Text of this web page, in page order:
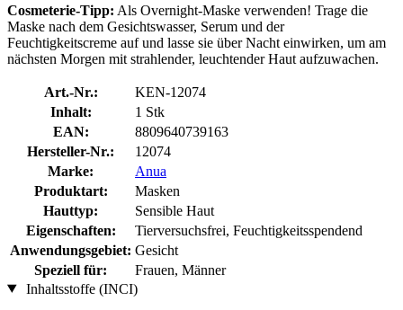
Cosmeterie-Tipp: Als Overnight-Maske verwenden! Trage die
Maske nach dem Gesichtswasser, Serum und der
Feuchtigkeitscreme auf und lasse sie über Nacht einwirken, um am
nächsten Morgen mit strahlender, leuchtender Haut aufzuwachen.
Art.-Nr.:
KEN-12074
Inhalt:
1 Stk
EAN:
8809640739163
Hersteller-Nr.:
12074
Marke:
Anua
Produktart:
Masken
Hauttyp:
Sensible Haut
Eigenschaften:
Tierversuchsfrei, Feuchtigkeitsspendend
Anwendungsgebiet: Gesicht
Speziell für:
Frauen, Männer
Inhaltsstoffe (INCI)